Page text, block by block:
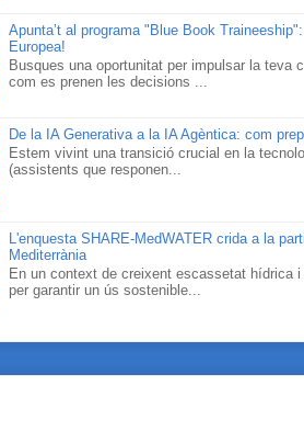
Apunta’t al programa "Blue Book
Europea!
Busques una oportunitat per impulsar la teva
com es prenen les decisions ...
De la IA Generativa a la IA Agèntica: com
Estem vivint una transició crucial en la
(assistents que responen...
L'enquesta SHARE-MedWATER crida a la
Mediterrània
En un context de creixent escassetat hídrica
per garantir un ús sostenible...